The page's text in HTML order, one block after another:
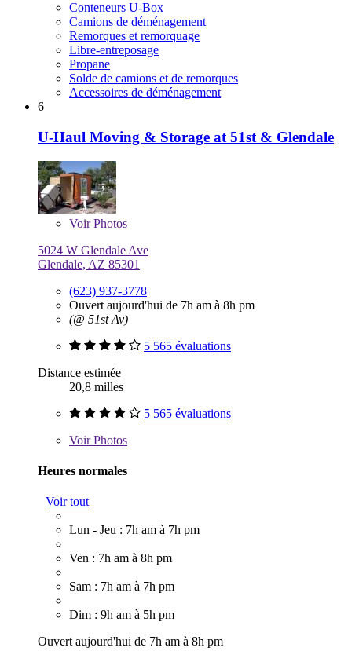
Conteneurs U-Box
Camions de déménagement
Remorques et remorquage
Libre-entreposage
Propane
Solde de camions et de remorques
Accessoires de déménagement
6
U-Haul Moving & Storage at 51st & Glendale
VoirPhotos
5024 W Glendale Ave
Glendale, AZ 85301
(623) 937-3778
Ouvert aujourd'hui de 7h am à 8h pm
(@ 51st Av)
5 565 évaluations
Distance estimée
20,8 milles
5 565 évaluations
VoirPhotos
Heures normales
Voir tout
Lun - Jeu : 7h am à 7h pm
Ven : 7h am à 8h pm
Sam : 7h am à 7h pm
Dim : 9h am à 5h pm
Ouvert aujourd'hui de 7h am à 8h pm